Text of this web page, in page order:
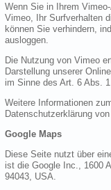
Wenn Sie in Ihrem
Vimeo, Ihr Surfverhalten
können Sie verhindern,
ausloggen.
Die Nutzung von Vimeo
Darstellung unserer
im Sinne des Art. 6 Abs.
Weitere Informationen
Datenschutzerklärung
Google Maps
Diese Seite nutzt über
ist die Google Inc., 1600
94043, USA.